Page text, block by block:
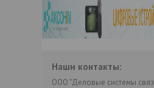
Наши контакты:
ООО "Деловые системы